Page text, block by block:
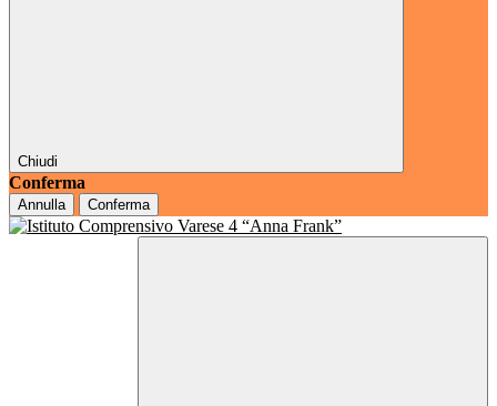
Chiudi
Conferma
Annulla Conferma